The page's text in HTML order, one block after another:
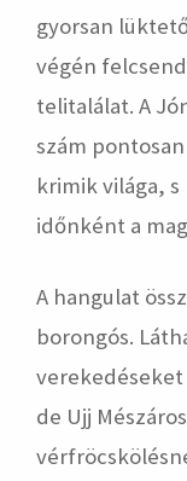
gyorsan
végén
telitalálat. A
szám
krimik világa,
időnként a
A hangulat
borongós.
de Ujj